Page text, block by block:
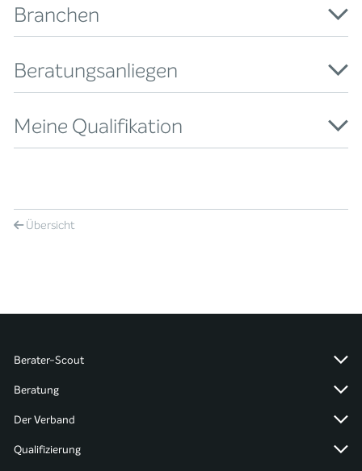
Branchen
Beratungsanliegen
Meine Qualifikation
Übersicht
Berater-Scout
Beratung
Der Verband
Qualifizierung